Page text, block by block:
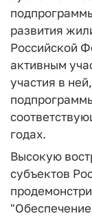
развития
Российской
активным
участия в
годах.
Высокую
субъектов